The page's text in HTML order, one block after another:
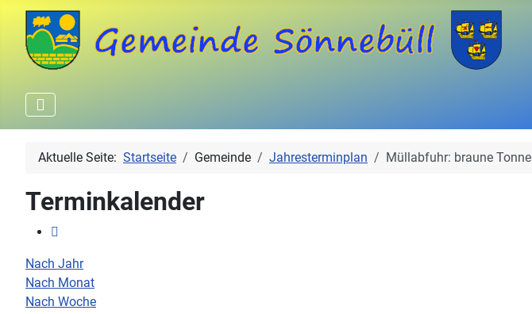
Aktuelle Seite: Startseite Gemeinde Jahresterminplan Müllabfuhr: braune Tonne
Terminkalender
Nach Jahr
Nach Monat
Nach Woche